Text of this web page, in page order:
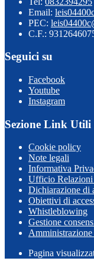
Email:
PEC:
C.F.:
Seguici su
Facebook
Youtube
Instagram
Sezione Link Utili
Cookie policy
Note legali
Informativa
Ufficio
Dichiarazione di
Obiettivi di
Whistleblowing
Gestione
Amministrazione
Pagina